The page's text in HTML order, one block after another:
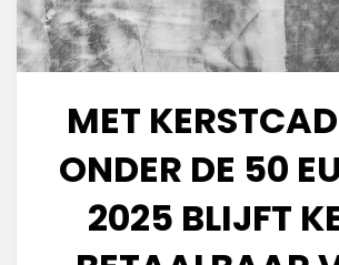
MET
ONDER DE 50
2025 BLIJFT